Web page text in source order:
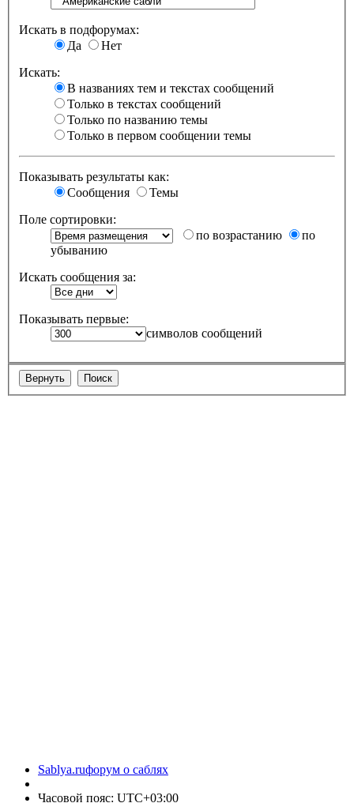
Искать в подфорумах:
Да
Нет
Искать:
В названиях тем и текстах сообщений
Только в текстах сообщений
Только по названию темы
Только в первом сообщении темы
Показывать результаты как:
Сообщения
Темы
Поле сортировки:
по возрастанию
по
убыванию
Искать сообщения за:
Показывать первые:
символов сообщений
Sablya.ruфорум о саблях
Часовой пояс: UTC+03:00